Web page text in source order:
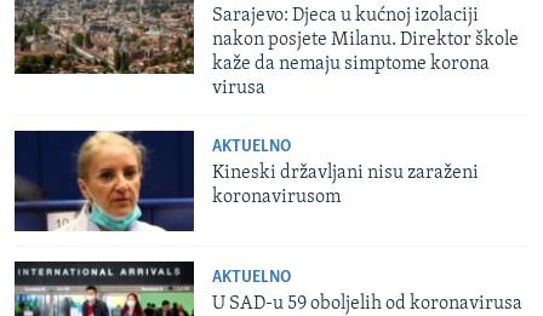
Sarajevo: Djeca u kućnoj izolaciji
nakon posjete Milanu. Direktor škole
kaže da nemaju simptome korona
virusa
AKTUELNO
Kineski državljani nisu zaraženi
koronavirusom
AKTUELNO
U SAD-u 59 oboljelih od koronavirusa